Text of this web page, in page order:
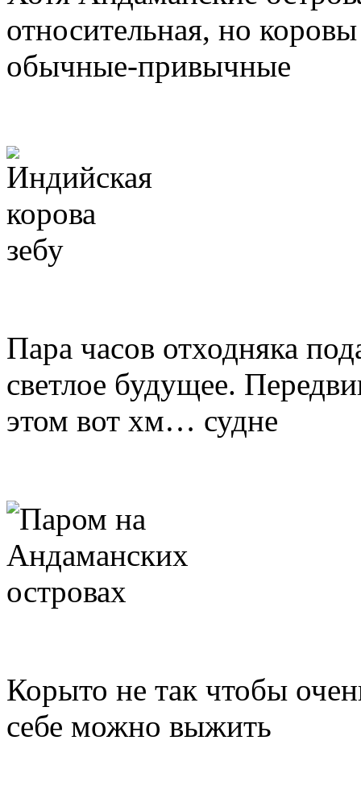
относительная, но
обычные-привычные
Пара часов отходняка
светлое будущее.
этом вот хм… судне
Корыто не так чтобы
себе можно выжить